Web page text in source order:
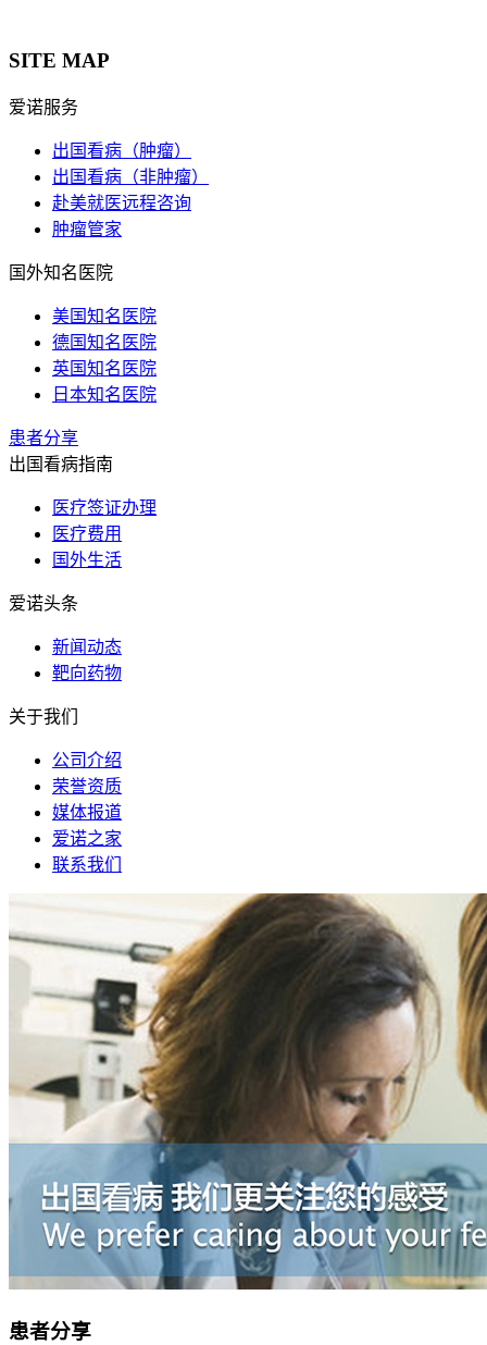
SITE MAP
爱诺服务
出国看病（肿瘤）
出国看病（非肿瘤）
赴美就医远程咨询
肿瘤管家
国外知名医院
美国知名医院
德国知名医院
英国知名医院
日本知名医院
患者分享
出国看病指南
医疗签证办理
医疗费用
国外生活
爱诺头条
新闻动态
靶向药物
关于我们
公司介绍
荣誉资质
媒体报道
爱诺之家
联系我们
患者分享